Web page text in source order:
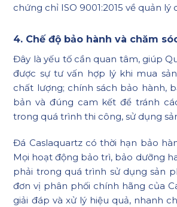
chứng chỉ ISO 9001:2015 về quản lý
4. Chế độ bảo hành và chăm
Đây là yếu tố cần quan tâm, giúp
được sự tư vấn hợp lý khi mua
chất lượng; chính sách bảo hành,
bản và đúng cam kết để tránh
trong quá trình thi công, sử dụng
Đá Caslaquartz có thời hạn bảo
Mọi hoạt động bảo trì, bảo dưỡng
phải trong quá trình sử dụng sản
đơn vị phân phối chính hãng của
giải đáp và xử lý hiệu quả, nhanh